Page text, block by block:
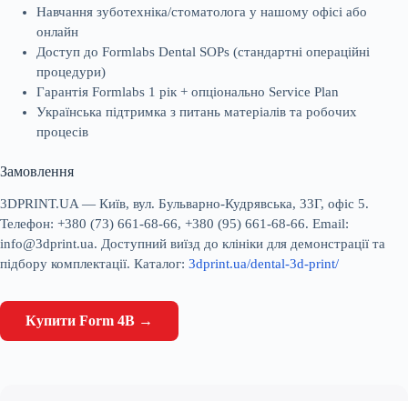
Навчання зуботехніка/стоматолога у нашому офісі або
онлайн
Доступ до Formlabs Dental SOPs (стандартні операційні
процедури)
Гарантія Formlabs 1 рік + опціонально Service Plan
Українська підтримка з питань матеріалів та робочих
процесів
Замовлення
3DPRINT.UA — Київ, вул. Бульварно-Кудрявська, 33Г, офіс 5.
Телефон: +380 (73) 661-68-66, +380 (95) 661-68-66. Email:
info@3dprint.ua. Доступний виїзд до клініки для демонстрації та
підбору комплектації. Каталог: 3dprint.ua/dental-3d-print/
Купити Form 4B →